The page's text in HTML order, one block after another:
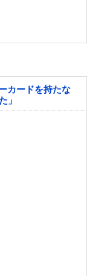
カードを持たな
」